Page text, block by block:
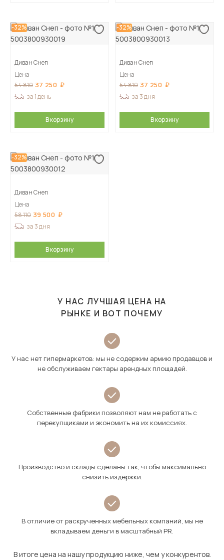
-32%
Диван Снеп
Цена
54 810 37 250
за 1 день
В корзину
-32%
Диван Снеп
Цена
54 810 37 250
за 3 дня
В корзину
-32%
Диван Снеп
Цена
58 110 39 500
за 3 дня
В корзину
У НАС ЛУЧШАЯ ЦЕНА НА
РЫНКЕ И ВОТ ПОЧЕМУ
У нас нет гипермаркетов: мы не содержим армию продавцов и
не обслуживаем гектары арендных площадей.
Собственные фабрики позволяют нам не работать с
перекупщиками и экономить на их комиссиях.
Производство и склады сделаны так, чтобы максимально
снизить издержки.
В отличие от раскрученных мебельных компаний, мы не
вкладываем деньги в масштабный PR.
В итоге цена на нашу продукцию ниже, чем у конкурентов.